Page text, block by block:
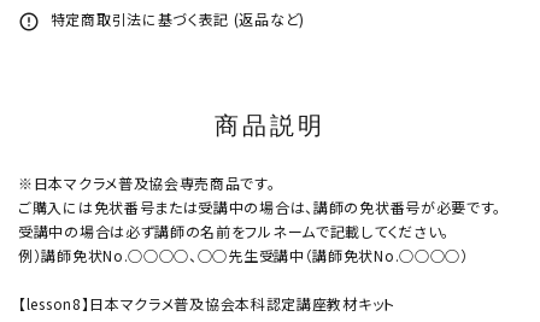
error_outline 特定商取引法に基づく表記 (返品など)
商品説明
※日本マクラメ普及協会専売商品です。
ご購入には免状番号または受講中の場合は、講師の免状番号が必要です。
受講中の場合は必ず講師の名前をフルネームで記載してください。
例）講師免状No.○○○○、○○先生受講中（講師免状No.○○○○）
【lesson8】日本マクラメ普及協会本科認定講座教材キット